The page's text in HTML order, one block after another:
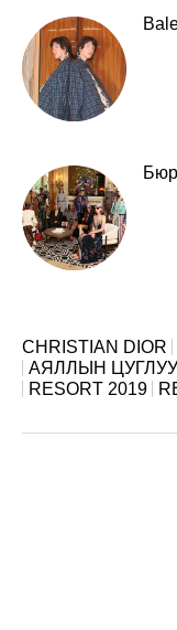
CHRISTIAN DIOR
АЯЛЛЫН
RESORT 2019